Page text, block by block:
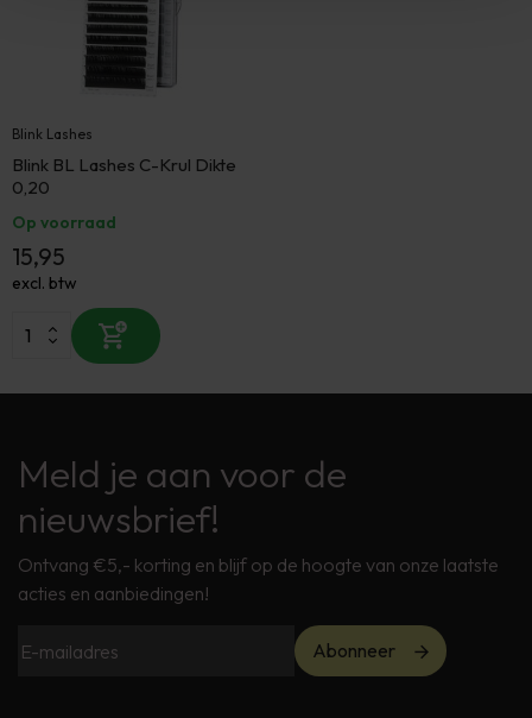
Blink Lashes
Blink BL Lashes C-Krul Dikte
0,20
Op voorraad
15,95
excl. btw
Meld je aan voor de
nieuwsbrief!
Ontvang €5,- korting en blijf op de hoogte van onze laatste
acties en aanbiedingen!
Abonneer